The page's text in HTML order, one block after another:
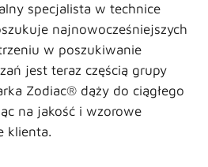
specjalista w technice
najnowocześniejszych
w poszukiwanie
jest teraz częścią grupy
Zodiac® dąży do ciągłego
na jakość i wzorowe
klienta.